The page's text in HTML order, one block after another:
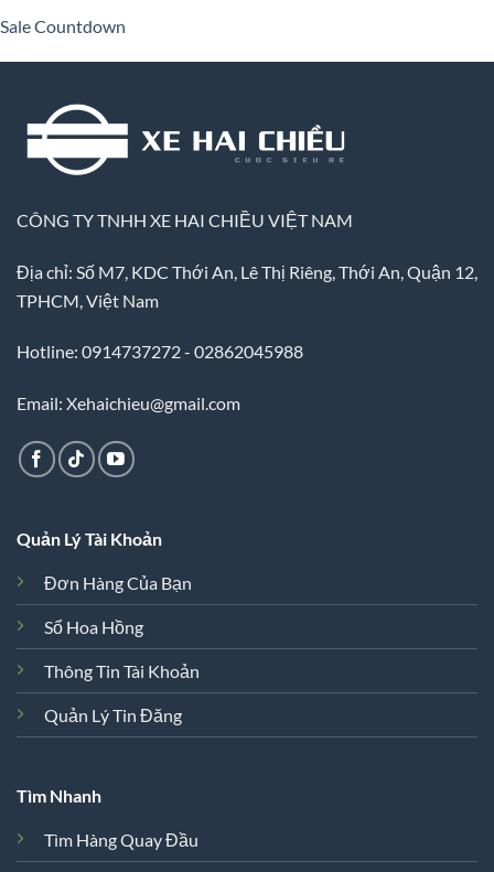
Sale Countdown
CÔNG TY TNHH XE HAI CHIỀU VIỆT NAM
Địa chỉ: Số M7, KDC Thới An, Lê Thị Riêng, Thới An, Quận 12,
TPHCM, Việt Nam
Hotline: 0914737272 - 02862045988
Email: Xehaichieu@gmail.com
Quản Lý Tài Khoản
Đơn Hàng Của Bạn
Sổ Hoa Hồng
Thông Tin Tài Khoản
Quản Lý Tin Đăng
Tìm Nhanh
Tìm Hàng Quay Đầu